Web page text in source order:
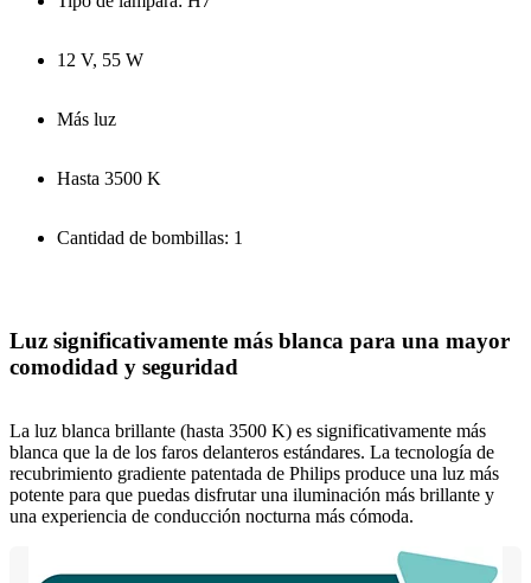
12 V, 55 W
Más luz
Hasta 3500 K
Cantidad de bombillas: 1
Luz significativamente más blanca para una mayor
comodidad y seguridad
La luz blanca brillante (hasta 3500 K) es significativamente más
blanca que la de los faros delanteros estándares. La tecnología de
recubrimiento gradiente patentada de Philips produce una luz más
potente para que puedas disfrutar una iluminación más brillante y
una experiencia de conducción nocturna más cómoda.